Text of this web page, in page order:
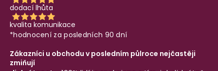
dodací lhůta
kvalita komunikace
*hodnocení za posledních 90 dní
Zákazníci u obchodu v posledním půlroce nejčastěji
zmiňují